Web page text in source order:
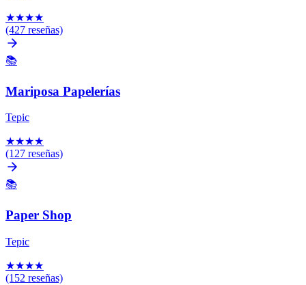
★★★★
(427 reseñas)
📚
Mariposa Papelerías
Tepic
★★★★
(127 reseñas)
📚
Paper Shop
Tepic
★★★★
(152 reseñas)